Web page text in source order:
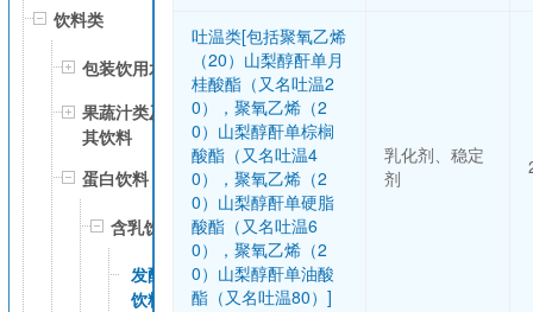
饮料类
包装饮用水
果蔬汁类及
其饮料
蛋白饮料
含乳饮料
发酵型含乳
饮料
吐温类[包括聚氧乙烯
（20）山梨醇酐单月
桂酸酯（又名吐温2
0），聚氧乙烯（2
0）山梨醇酐单棕榈
酸酯（又名吐温4
0），聚氧乙烯（2
0）山梨醇酐单硬脂
酸酯（又名吐温6
0），聚氧乙烯（2
0）山梨醇酐单油酸
酯（又名吐温80）]
乳化剂、稳定
剂